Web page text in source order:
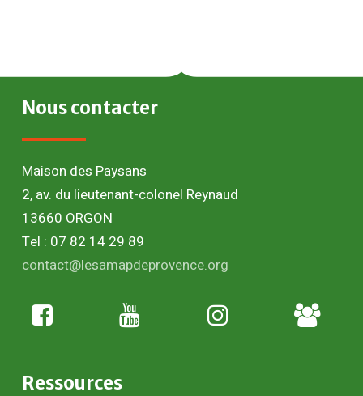
Nouscontacter
Maison des Paysans
2, av. du lieutenant-colonel Reynaud
13660 ORGON
Tel : 07 82 14 29 89
contact@lesamapdeprovence.org
Adhésion
paysan
Ressources